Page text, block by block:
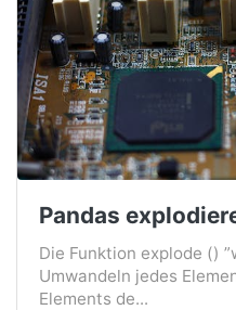
Pandas
Die Funktion explode ()
Umwandeln jedes
Elements de...